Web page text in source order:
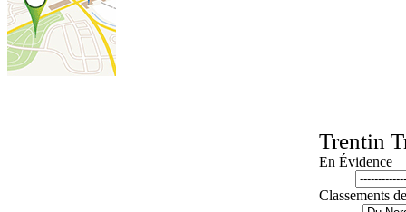
Trentin
En Évidence
Classements